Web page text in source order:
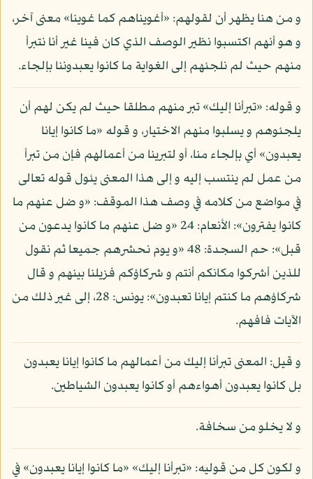
و من هنا يظهر أن لقولهم: «أغويناهم كما غوينا» معنى آخر،
و هو أنهم اكتسبوا نظير الوصف الذي كان فينا غير أنا نتبرأ
منهم حيث لم نلجئهم إلى الغواية ما كانوا يعبدوننا بإلجاء.
و قوله: «تبرأنا إليك» تبر منهم مطلقا حيث لم يكن لهم أن
يلجئوهم و يسلبوا منهم الاختيار، و قوله «ما كانوا إيانا
يعبدون» أي بإلجاء منا، أو لتبرينا من أعمالهم فإن من تبرأ
من عمل لم ينتسب إليه و إلى هذا المعنى يئول قوله تعالى
في مواضع من كلامه في وصف هذا الموقف: «و ضل عنهم ما
كانوا يفترون»: الأنعام: 24 «و ضل عنهم ما كانوا يدعون من
قبل»: حم السجدة: 48 «و يوم نحشرهم جميعا ثم نقول
للذين أشركوا مكانكم أنتم و شركاؤكم فزيلنا بينهم و قال
شركاؤهم ما كنتم إيانا تعبدون»: يونس: 28، إلى غير ذلك من
الآيات فافهم.
و قيل: المعنى تبرأنا إليك من أعمالهم ما كانوا إيانا يعبدون
بل كانوا يعبدون أهواءهم أو كانوا يعبدون الشياطين.
و لا يخلو من سخافة.
و لكون كل من قوليه: «تبرأنا إليك» «ما كانوا إيانا يعبدون» في